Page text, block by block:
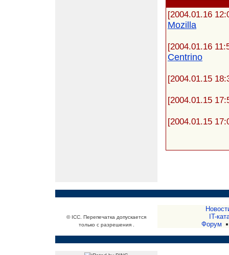
[2004.01.16
Mozilla
[2004.01.16
Centrino
[2004.01.15
[2004.01.15
[2004.01.15
© ICC. Перепечатка допускается
только с разрешения .
IT-
Форум